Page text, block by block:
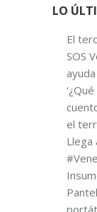
LO
El
SOS
el
Llega